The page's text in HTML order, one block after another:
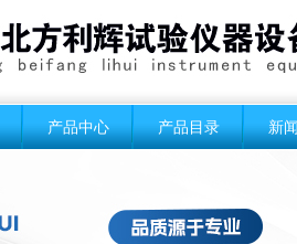
产品中心 产品目录 新